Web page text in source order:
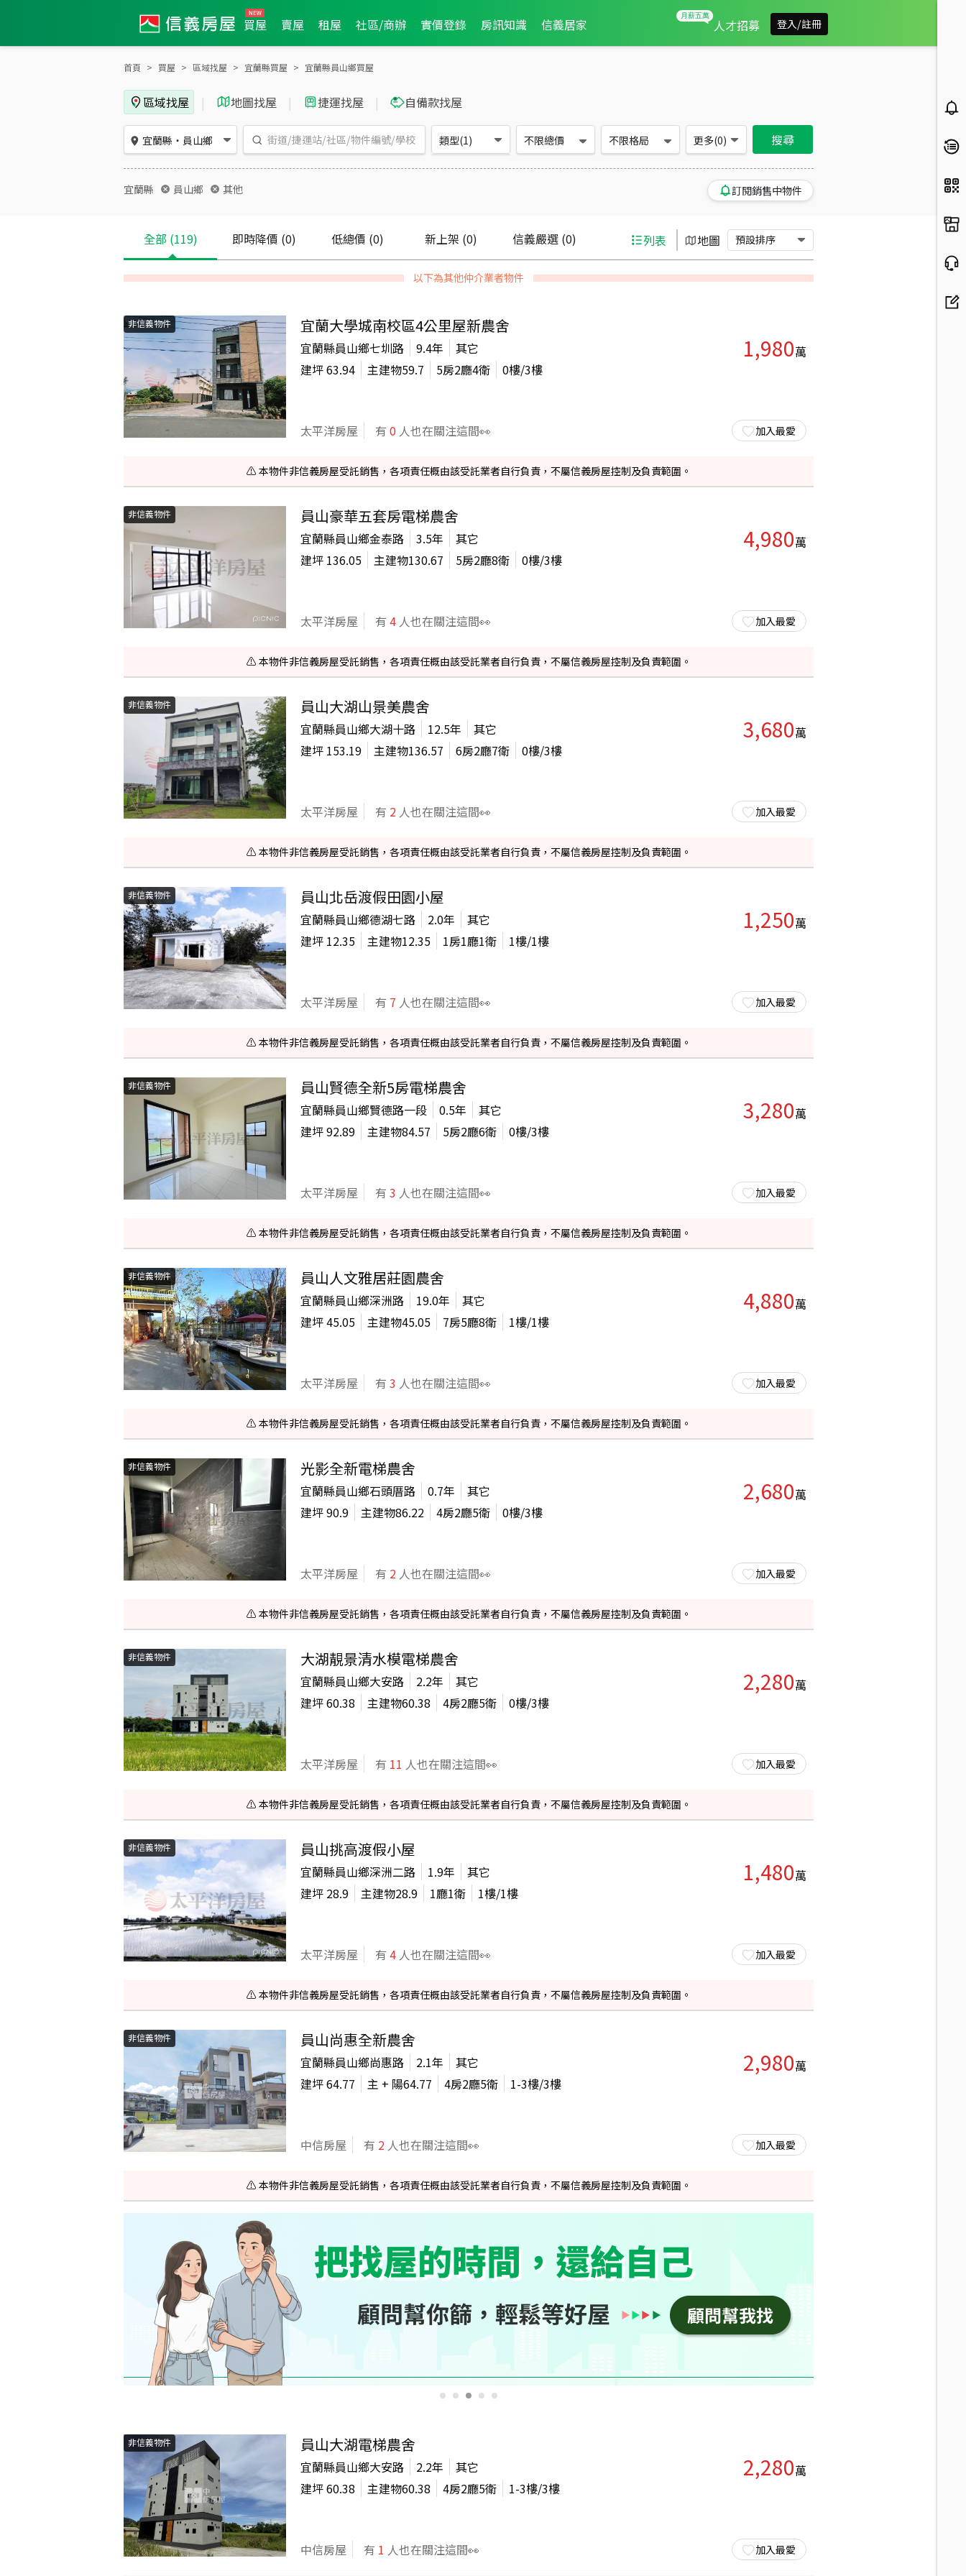
買屋 賣屋 租屋 社區/商辦 實價登錄 房訊知識 信義居家 人才招募 登入/註冊
首頁 買屋 區域找屋 宜蘭縣買屋 宜蘭縣員山鄉買屋
區域找屋 | 地圖找屋 | 捷運找屋 | 自備款找屋
宜蘭縣 ・ 員山鄉 類型(1) 不限總價 不限格局 更多(0) 搜尋
宜蘭縣 員山鄉 其他 訂閱銷售中物件
全部 (119) 即時降價 (0) 低總價 (0) 新上架 (0) 信義嚴選(0) 列表 地圖 預設排序
以下為其他仲介業者物件
非信義物件 宜蘭大學城南校區4公里屋新農舍
宜蘭縣員山鄉七圳路 9.4年
其它
建坪63.94 主建物59.7 5房2廳4衛 0樓/3樓
太平洋房屋 有 0 人也在關注這間👀
1,980萬
加入最愛
⚠️ 本物件非信義房屋受託銷售，各項責任概由該受託業者自行負責，不屬信義房屋控制及負責範圍。
非信義物件 員山豪華五套房電梯農舍
宜蘭縣員山鄉金泰路 3.5年
其它
建坪 136.05 主建物130.67 5房2廳8衛 0樓/3樓
太平洋房屋 有 4 人也在關注這間👀
4,980萬
加入最愛
⚠️ 本物件非信義房屋受託銷售，各項責任概由該受託業者自行負責，不屬信義房屋控制及負責範圍。
非信義物件 員山大湖山景美農舍
宜蘭縣員山鄉大湖十路 12.5年
其它
建坪 153.19 主建物136.57 6房2廳7衛 0樓/3樓
太平洋房屋 有 2 人也在關注這間👀
3,680萬
加入最愛
⚠️ 本物件非信義房屋受託銷售，各項責任概由該受託業者自行負責，不屬信義房屋控制及負責範圍。
非信義物件 員山北岳渡假田園小屋
宜蘭縣員山鄉德湖七路 2.0年
其它
建坪 12.35 主建物12.35 1房1廳1衛 1樓/1樓
太平洋房屋 有 7 人也在關注這間👀
1,250萬
加入最愛
⚠️ 本物件非信義房屋受託銷售，各項責任概由該受託業者自行負責，不屬信義房屋控制及負責範圍。
非信義物件 員山賢德全新5房電梯農舍
宜蘭縣員山鄉賢德路一段 0.5年
其它
建坪92.89 主建物84.57 5房2廳6衛 0樓/3樓
太平洋房屋 有 3 人也在關注這間👀
3,280萬
加入最愛
⚠️ 本物件非信義房屋受託銷售，各項責任概由該受託業者自行負責，不屬信義房屋控制及負責範圍。
非信義物件 員山人文雅居莊園農舍
宜蘭縣員山鄉深洲路 19.0年
其它
建坪45.05 主建物45.05 7房5廳8衛 1樓/1樓
太平洋房屋 有 3 人也在關注這間👀
4,880萬
加入最愛
⚠️ 本物件非信義房屋受託銷售，各項責任概由該受託業者自行負責，不屬信義房屋控制及負責範圍。
非信義物件 光影全新電梯農舍
宜蘭縣員山鄉石頭厝路 0.7年
其它
建坪90.9 主建物86.22 4房2廳5衛 0樓/3樓
太平洋房屋 有 2 人也在關注這間👀
2,680萬
加入最愛
⚠️ 本物件非信義房屋受託銷售，各項責任概由該受託業者自行負責，不屬信義房屋控制及負責範圍。
非信義物件 大湖靚景清水模電梯農舍
宜蘭縣員山鄉大安路 2.2年
其它
建坪60.38 主建物60.38 4房2廳5衛 0樓/3樓
太平洋房屋 有 11 人也在關注這間👀
2,280萬
加入最愛
⚠️ 本物件非信義房屋受託銷售，各項責任概由該受託業者自行負責，不屬信義房屋控制及負責範圍。
非信義物件 員山挑高渡假小屋
宜蘭縣員山鄉深洲二路 1.9年
其它
建坪 28.9 主建物28.9 1廳1衛 1樓/1樓
太平洋房屋 有 4 人也在關注這間👀
1,480萬
加入最愛
⚠️ 本物件非信義房屋受託銷售，各項責任概由該受託業者自行負責，不屬信義房屋控制及負責範圍。
非信義物件 員山尚惠全新農舍
宜蘭縣員山鄉尚惠路 2.1年
其它
建坪64.77 主 + 陽64.77 4房2廳5衛 1-3樓/3樓
中信房屋 有 2 人也在關注這間👀
2,980萬
加入最愛
⚠️ 本物件非信義房屋受託銷售，各項責任概由該受託業者自行負責，不屬信義房屋控制及負責範圍。
非信義物件 員山大湖電梯農舍
宜蘭縣員山鄉大安路 2.2年
其它
建坪60.38 主建物60.38 4房2廳5衛 1-3樓/3樓
中信房屋 有 1 人也在關注這間👀
2,280萬
加入最愛